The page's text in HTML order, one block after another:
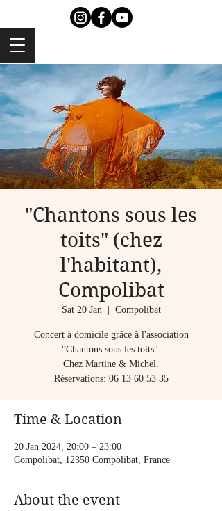
"Chantons sous les
toits" (chez
l'habitant),
Compolibat
Sat 20 Jan
  |
Compolibat
Concert à domicile grâce à l'association
"Chantons sous les toits".
Chez Martine & Michel.
Réservations: 06 13 60 53 35
Time & Location
20 Jan 2024, 20:00 – 23:00
Compolibat, 12350 Compolibat, France
About the event